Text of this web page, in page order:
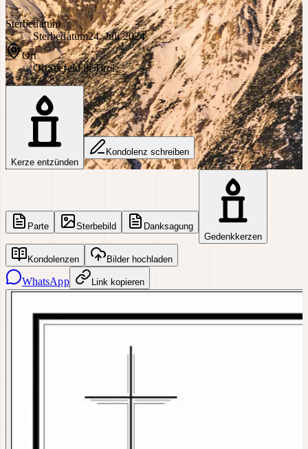
Sterbedatum
Sterbedatum24. Juli 2024
Ort
OrtSeefeld in Tirol
Kerze entzünden
Kondolenz schreiben
Parte Sterbebild
Danksagung
Gedenkkerzen
Kondolenzen Bilder hochladen
WhatsApp Link kopieren